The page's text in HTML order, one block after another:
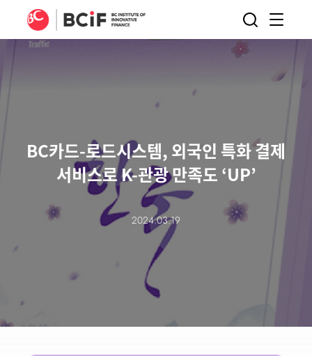
BCIF
메뉴
열기
검색
BC카드-로드시스템, 외국인 특화 결제
서비스로 K-관광 만족도 ‘UP’
2024.03.19